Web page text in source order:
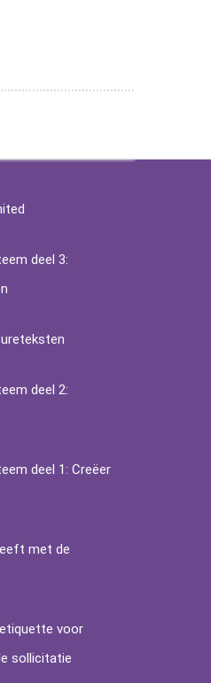
deel 3:
deel 2:
deel 1: Creëer
met de
voor
sollicitatie